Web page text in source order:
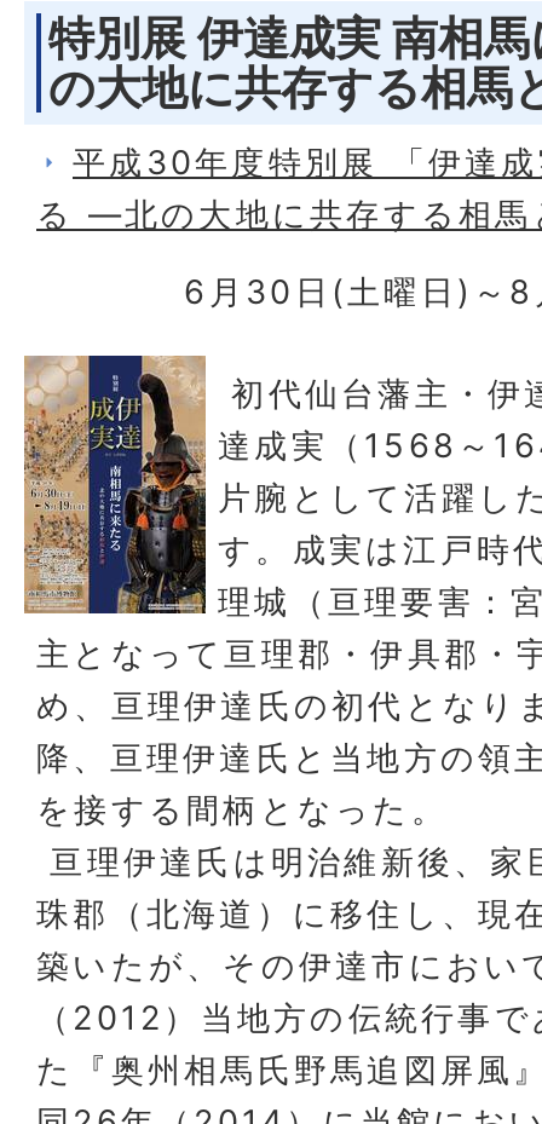
特別展 伊達成実 南相
の大地に共存する相馬
平成30年度特別展 「伊達
る ―北の大地に共存する相
6月30日(土曜日)～8
初代仙台藩主・伊
達成実（1568～
片腕として活躍し
す。成実は江戸時
理城（亘理要害：
主となって亘理郡・伊具郡・
め、亘理伊達氏の初代となり
降、亘理伊達氏と当地方の領
を接する間柄となった。
亘理伊達氏は明治維新後、
珠郡（北海道）に移住し、現
築いたが、その伊達市におい
（2012）当地方の伝統行事
た『奥州相馬氏野馬追図屏風